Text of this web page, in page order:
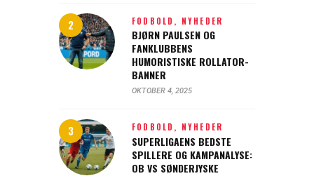
FODBOLD, NYHEDER
BJØRN PAULSEN OG
FANKLUBBENS
HUMORISTISKE ROLLATOR-
BANNER
OKTOBER 4, 2025
FODBOLD, NYHEDER
SUPERLIGAENS BEDSTE
SPILLERE OG KAMPANALYSE:
OB VS SØNDERJYSKE